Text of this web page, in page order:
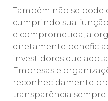
Também não se pode
cumprindo sua
e comprometida, a
diretamente
investidores que
Empresas e
reconhecidamente
transparência